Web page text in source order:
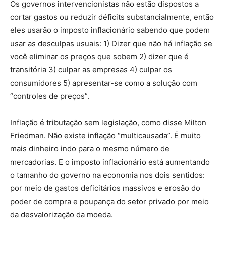
Os governos intervencionistas não estão dispostos a
cortar gastos ou reduzir déficits substancialmente, então
eles usarão o imposto inflacionário sabendo que podem
usar as desculpas usuais: 1) Dizer que não há inflação se
você eliminar os preços que sobem 2) dizer que é
transitória 3) culpar as empresas 4) culpar os
consumidores 5) apresentar-se como a solução com
“controles de preços”.
Inflação é tributação sem legislação, como disse Milton
Friedman. Não existe inflação “multicausada”. É muito
mais dinheiro indo para o mesmo número de
mercadorias. E o imposto inflacionário está aumentando
o tamanho do governo na economia nos dois sentidos:
por meio de gastos deficitários massivos e erosão do
poder de compra e poupança do setor privado por meio
da desvalorização da moeda.